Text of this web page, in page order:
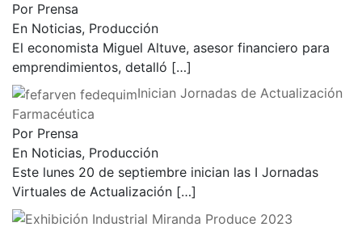
Por Prensa
En Noticias, Producción
El economista Miguel Altuve, asesor financiero para
emprendimientos, detalló […]
Inician Jornadas de Actualización
Farmacéutica
Por Prensa
En Noticias, Producción
Este lunes 20 de septiembre inician las I Jornadas
Virtuales de Actualización […]